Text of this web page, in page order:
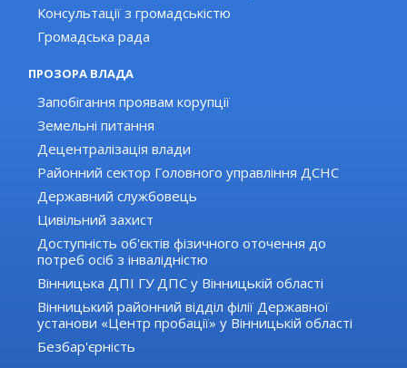
Консультації з громадськістю
Громадська рада
ПРОЗОРА ВЛАДА
Запобігання проявам корупції
Земельні питання
Децентралізація влади
Районний сектор Головного управління ДСНС
Державний службовець
Цивільний захист
Доступність об'єктів фізичного оточення до
потреб осіб з інвалідністю
Вінницька ДПІ ГУ ДПС у Вінницькій області
Вінницький районний відділ філії Державної
установи «Центр пробації» у Вінницькій області
Безбар'єрність